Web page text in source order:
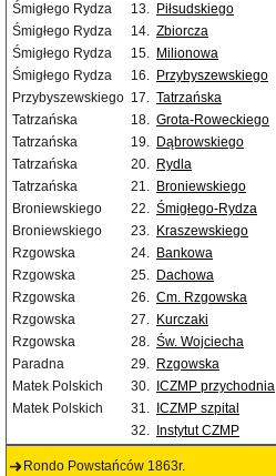
Śmigłego Rydza
13. Piłsudskiego
Śmigłego Rydza
14. Zbiorcza
Śmigłego Rydza
15. Milionowa
Śmigłego Rydza
16. Przybyszewskiego
Przybyszewskiego 17. Tatrzańska
Tatrzańska
18. Grota-Roweckiego
Tatrzańska
19. Dąbrowskiego
Tatrzańska
20. Rydla
Tatrzańska
21. Broniewskiego
Broniewskiego
22. Śmigłego-Rydza
Broniewskiego
23. Kraszewskiego
Rzgowska
24. Bankowa
Rzgowska
25. Dachowa
Rzgowska
26. Cm. Rzgowska
Rzgowska
27. Kurczaki
Rzgowska
28. Św. Wojciecha
Paradna
29. Rzgowska
Matek Polskich
30. ICZMP przychodnia
Matek Polskich
31. ICZMP szpital
32.
Instytut CZMP
Rondo Powstańców 1863r.